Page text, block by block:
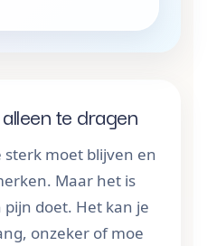
te dragen
sterk moet blijven en
Maar het is
doet. Het kan je
onzeker of moe